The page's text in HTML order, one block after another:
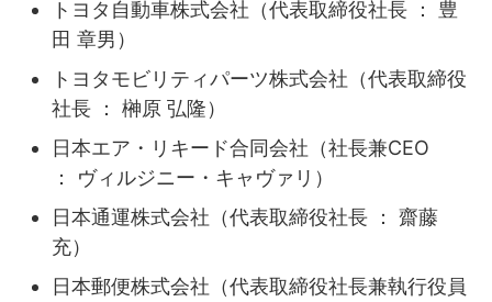
トヨタ自動車株式会社（代表取締役社長 ： 豊
田 章男）
トヨタモビリティパーツ株式会社（代表取締役
社長 ： 榊原 弘隆）
日本エア・リキード合同会社（社長兼CEO
： ヴィルジニー・キャヴァリ）
日本通運株式会社（代表取締役社長 ： 齋藤
充）
日本郵便株式会社（代表取締役社長兼執行役員